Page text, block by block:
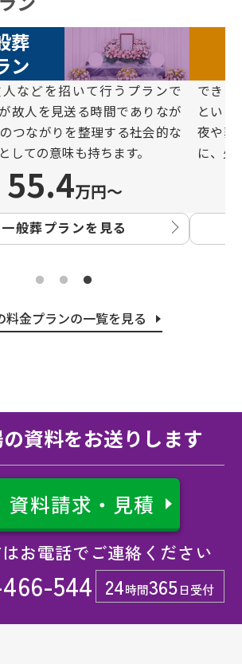
ン
シンプルに故⼈を⾒送りたい
選ばれているプランです。通
告別式といった儀式を⾏わず
けを⾏う形式です。
26.6万円〜
直葬プランを見る
家族や
お別
ご希
で、柔
料金プランの一覧を見る
資料をお送りします
お電話でご連絡ください
24時間365日受付
544
資料請求・見積